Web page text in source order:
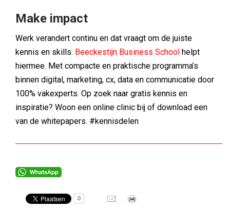
Make impact
Werk verandert continu en dat vraagt om de juiste
kennis en skills. Beeckestijn Business School helpt
hiermee. Met compacte en praktische programma’s
binnen digital, marketing, cx, data en communicatie door
100% vakexperts. Op zoek naar gratis kennis en
inspiratie? Woon een online clinic bij of download een
van de whitepapers. #kennisdelen
0